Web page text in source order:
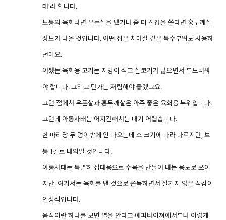
태'라 합니다.
보통의 육회라면 우둔살을 냈거나 좀 더 신경을 쓴다면 홍두깨살
정도가 나올 것입니다. 어떤 집은 치마살 같은 특수부위도 사용하
던데요.
어쨌든 육회용 고기는 지방이 적고 살코기가 많으면서 부드러워
야 합니다. 그리고 단가는 저렴해야 좋겠고요.
그런 점에서 우둔살과 홍두깨살은 아주 좋은 육회용 부위입니다.
그런데 아롱사태는 어지간해서는 내기 어렵습니다.
한 마리당 두 덩이밖에 안 나오는데 소 크기에 따라 다르지만, 보
통 1킬로 내외일 것입니다.
아롱사태는 특별히 접대용으로 수육을 만들어 내는 용도로 쓰이
지만, 여기서는 육회를 낸 것으로 쫀득하면서 질기지 않은 식감이
인상적입니다.
음식이란 하나를 보면 열을 안다고 애피타이져에서부터 이렇게